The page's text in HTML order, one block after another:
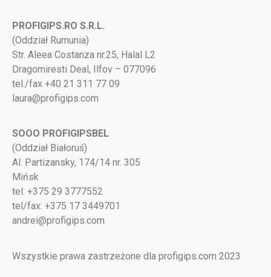
PROFIGIPS.RO S.R.L.
(Oddział Rumunia)
Str. Aleea Costanza nr.25, Halal L2
Dragomiresti Deal, Ilfov – 077096
tel./fax +40 21 311 77 09
laura@profigips.com
SOOO PROFIGIPSBEL
(Oddział Białoruś)
Al. Partizansky, 174/14 nr. 305
Mińsk
tel: +375 29 3777552
tel/fax: +375 17 3449701
andrei@profigips.com
Wszystkie prawa zastrzeżone dla profigips.com 2023